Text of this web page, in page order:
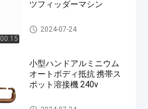
00:15
ツフィッダーマシン
ナットの送り装置機械
2024-07-24
小型ハンドアルミニウム
オートボディ抵抗 携帯ス
ポット溶接機 240v
携帯用スポット溶接機械